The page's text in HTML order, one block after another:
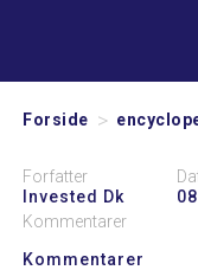
Forside >
Forfatter
Invested Dk
Kommentarer
Kommentarer